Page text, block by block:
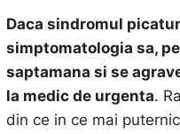
Daca sindromul
simptomatologia sa,
saptamana si se
la medic de urgenta.
din ce in ce mai